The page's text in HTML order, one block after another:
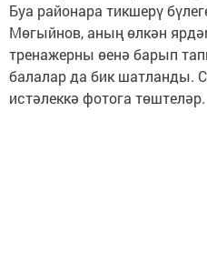
Буа районара тикшерү
Мөгыйнов, аның өлкән
тренажерны өенә барып
балалар да бик шатланды.
истәлеккә фотога төштеләр.